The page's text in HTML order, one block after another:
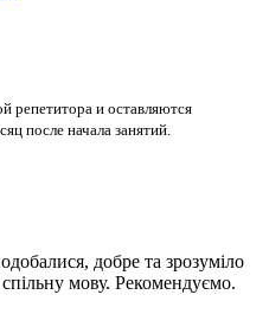
репетитора и оставляются
после начала занятий.
добре та зрозуміло
мову. Рекомендуємо.